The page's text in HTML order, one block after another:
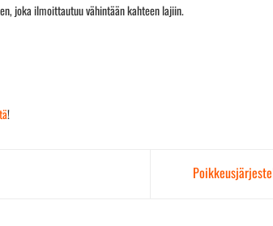
joka ilmoittautuu vähintään kahteen lajiin.
!